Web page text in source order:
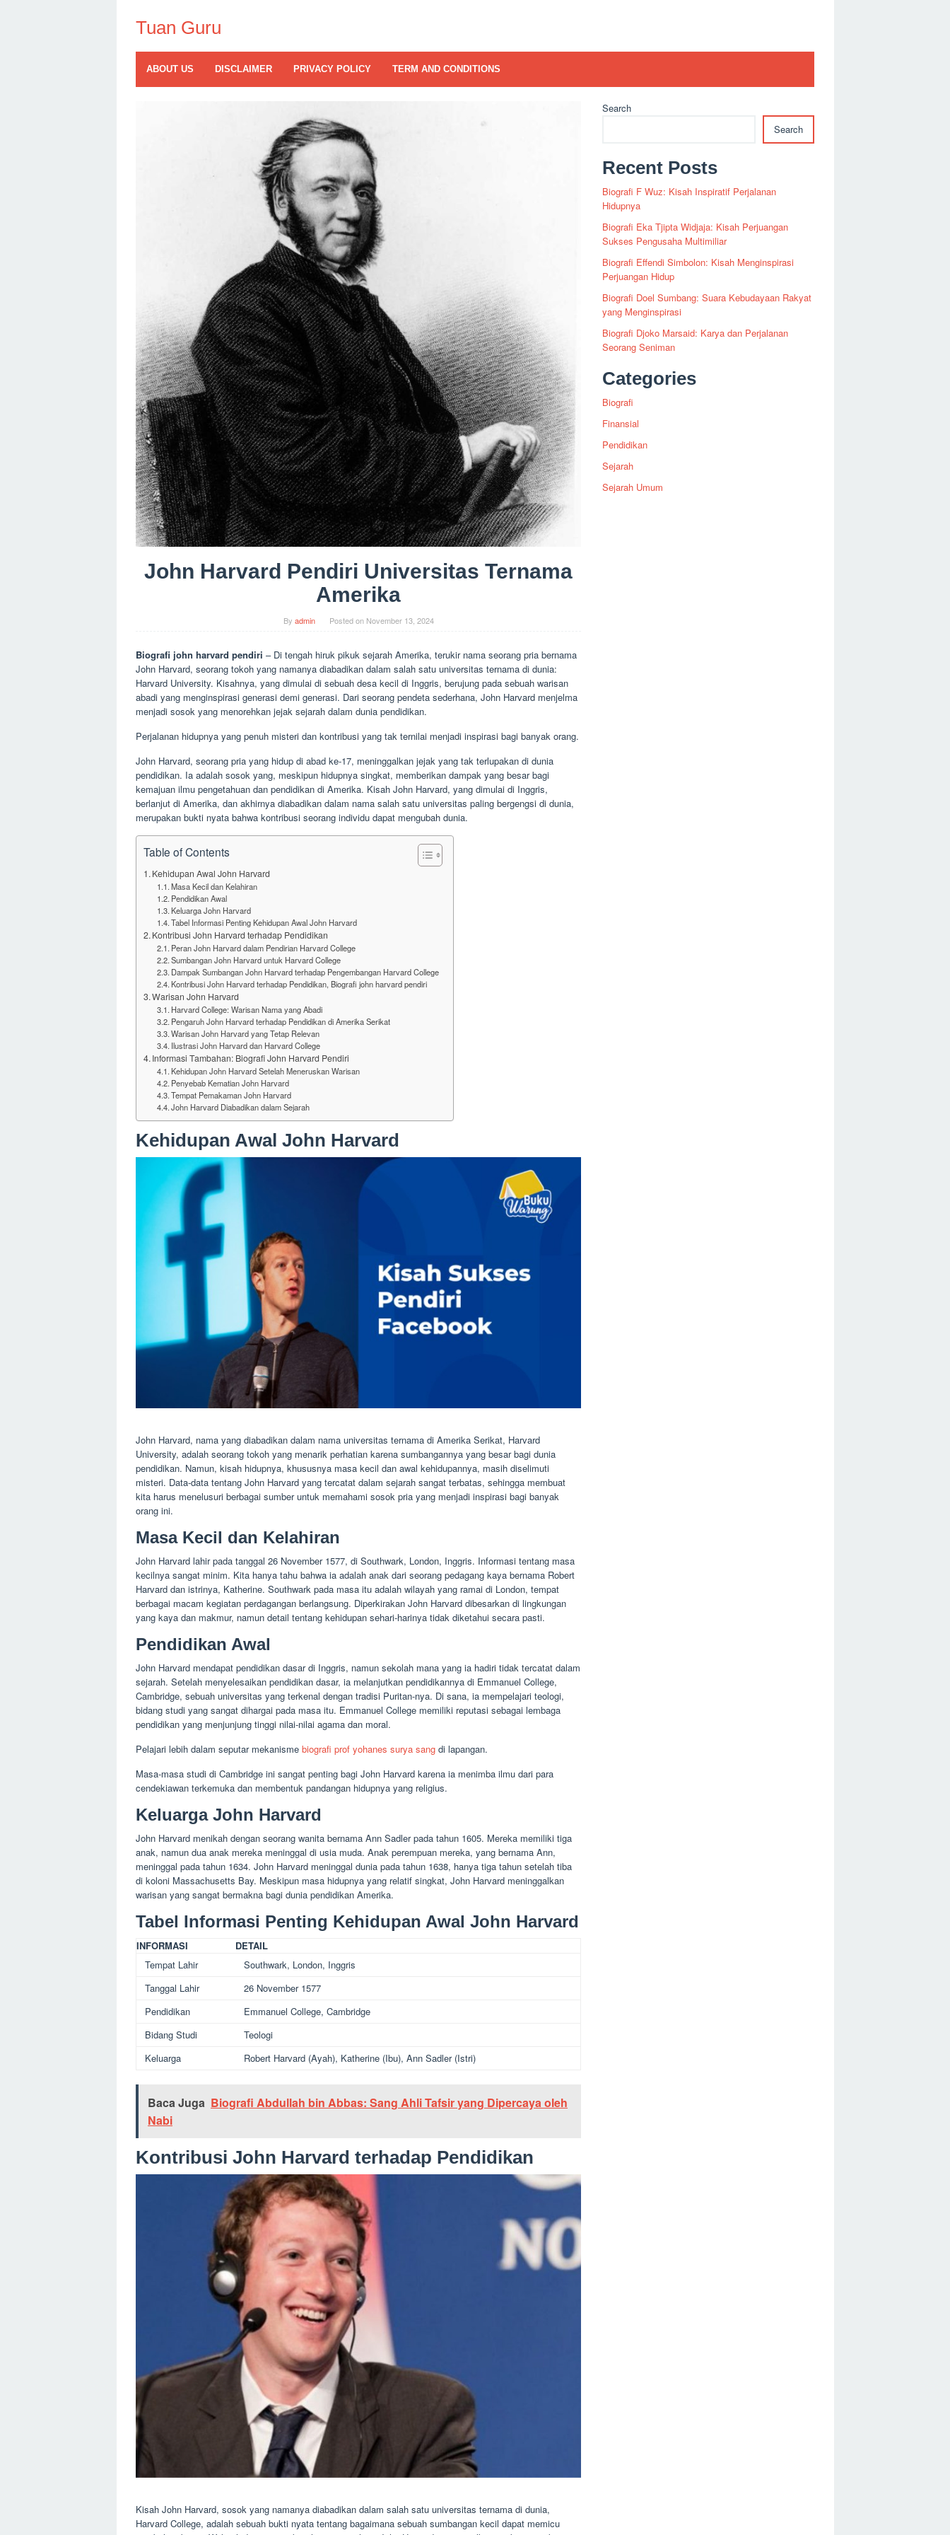
contentTuan Guru
ABOUT US DISCLAIMER PRIVACY POLICY TERM AND CONDITIONS
John Harvard Pendiri Universitas Ternama
Amerika
By admin Posted on November 13, 2024
Biografi john harvard pendiri – Di tengah hiruk pikuk sejarah Amerika, terukir nama seorang pria bernama
John Harvard, seorang tokoh yang namanya diabadikan dalam salah satu universitas ternama di dunia:
Harvard University. Kisahnya, yang dimulai di sebuah desa kecil di Inggris, berujung pada sebuah warisan
abadi yang menginspirasi generasi demi generasi. Dari seorang pendeta sederhana, John Harvard menjelma
menjadi sosok yang menorehkan jejak sejarah dalam dunia pendidikan.
Perjalanan hidupnya yang penuh misteri dan kontribusi yang tak ternilai menjadi inspirasi bagi banyak orang.
John Harvard, seorang pria yang hidup di abad ke-17, meninggalkan jejak yang tak terlupakan di dunia
pendidikan. Ia adalah sosok yang, meskipun hidupnya singkat, memberikan dampak yang besar bagi
kemajuan ilmu pengetahuan dan pendidikan di Amerika. Kisah John Harvard, yang dimulai di Inggris,
berlanjut di Amerika, dan akhirnya diabadikan dalam nama salah satu universitas paling bergengsi di dunia,
merupakan bukti nyata bahwa kontribusi seorang individu dapat mengubah dunia.
Table of Contents
Kehidupan Awal John Harvard
Masa Kecil dan Kelahiran
Pendidikan Awal
Keluarga John Harvard
Tabel Informasi Penting Kehidupan Awal John Harvard
Kontribusi John Harvard terhadap Pendidikan
Peran John Harvard dalam Pendirian Harvard College
Sumbangan John Harvard untuk Harvard College
Dampak Sumbangan John Harvard terhadap Pengembangan Harvard College
Kontribusi John Harvard terhadap Pendidikan, Biografi john harvard pendiri
Warisan John Harvard
Harvard College: Warisan Nama yang Abadi
Pengaruh John Harvard terhadap Pendidikan di Amerika Serikat
Warisan John Harvard yang Tetap Relevan
Ilustrasi John Harvard dan Harvard College
Informasi Tambahan: Biografi John Harvard Pendiri
Kehidupan John Harvard Setelah Meneruskan Warisan
Penyebab Kematian John Harvard
Tempat Pemakaman John Harvard
John Harvard Diabadikan dalam Sejarah
Kehidupan Awal John Harvard
John Harvard, nama yang diabadikan dalam nama universitas ternama di Amerika Serikat, Harvard
University, adalah seorang tokoh yang menarik perhatian karena sumbangannya yang besar bagi dunia
pendidikan. Namun, kisah hidupnya, khususnya masa kecil dan awal kehidupannya, masih diselimuti
misteri. Data-data tentang John Harvard yang tercatat dalam sejarah sangat terbatas, sehingga membuat
kita harus menelusuri berbagai sumber untuk memahami sosok pria yang menjadi inspirasi bagi banyak
orang ini.
Masa Kecil dan Kelahiran
John Harvard lahir pada tanggal 26 November 1577, di Southwark, London, Inggris. Informasi tentang masa
kecilnya sangat minim. Kita hanya tahu bahwa ia adalah anak dari seorang pedagang kaya bernama Robert
Harvard dan istrinya, Katherine. Southwark pada masa itu adalah wilayah yang ramai di London, tempat
berbagai macam kegiatan perdagangan berlangsung. Diperkirakan John Harvard dibesarkan di lingkungan
yang kaya dan makmur, namun detail tentang kehidupan sehari-harinya tidak diketahui secara pasti.
Pendidikan Awal
John Harvard mendapat pendidikan dasar di Inggris, namun sekolah mana yang ia hadiri tidak tercatat dalam
sejarah. Setelah menyelesaikan pendidikan dasar, ia melanjutkan pendidikannya di Emmanuel College,
Cambridge, sebuah universitas yang terkenal dengan tradisi Puritan-nya. Di sana, ia mempelajari teologi,
bidang studi yang sangat dihargai pada masa itu. Emmanuel College memiliki reputasi sebagai lembaga
pendidikan yang menjunjung tinggi nilai-nilai agama dan moral.
Pelajari lebih dalam seputar mekanisme biografi prof yohanes surya sang di lapangan.
Masa-masa studi di Cambridge ini sangat penting bagi John Harvard karena ia menimba ilmu dari para
cendekiawan terkemuka dan membentuk pandangan hidupnya yang religius.
Keluarga John Harvard
John Harvard menikah dengan seorang wanita bernama Ann Sadler pada tahun 1605. Mereka memiliki tiga
anak, namun dua anak mereka meninggal di usia muda. Anak perempuan mereka, yang bernama Ann,
meninggal pada tahun 1634. John Harvard meninggal dunia pada tahun 1638, hanya tiga tahun setelah tiba
di koloni Massachusetts Bay. Meskipun masa hidupnya yang relatif singkat, John Harvard meninggalkan
warisan yang sangat bermakna bagi dunia pendidikan Amerika.
Tabel Informasi Penting Kehidupan Awal John Harvard
INFORMASI
DETAIL
Tempat Lahir
Southwark, London, Inggris
Tanggal Lahir
26 November 1577
Pendidikan
Emmanuel College, Cambridge
Bidang Studi
Teologi
Keluarga
Robert Harvard (Ayah), Katherine (Ibu), Ann Sadler (Istri)
Baca Juga Biografi Abdullah bin Abbas: Sang Ahli Tafsir yang Dipercaya oleh
Nabi
Kontribusi John Harvard terhadap Pendidikan
Kisah John Harvard, sosok yang namanya diabadikan dalam salah satu universitas ternama di dunia,
Harvard College, adalah sebuah bukti nyata tentang bagaimana sebuah sumbangan kecil dapat memicu
Search
Search
Recent Posts
Biografi F Wuz: Kisah Inspiratif Perjalanan
Hidupnya
Biografi Eka Tjipta Widjaja: Kisah Perjuangan
Sukses Pengusaha Multimiliar
Biografi Effendi Simbolon: Kisah Menginspirasi
Perjuangan Hidup
Biografi Doel Sumbang: Suara Kebudayaan Rakyat
yang Menginspirasi
Biografi Djoko Marsaid: Karya dan Perjalanan
Seorang Seniman
Categories
Biografi
Finansial
Pendidikan
Sejarah
Sejarah Umum